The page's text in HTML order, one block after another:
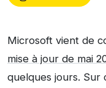
Microsoft vient de
mise à jour de mai
quelques jours. Sur